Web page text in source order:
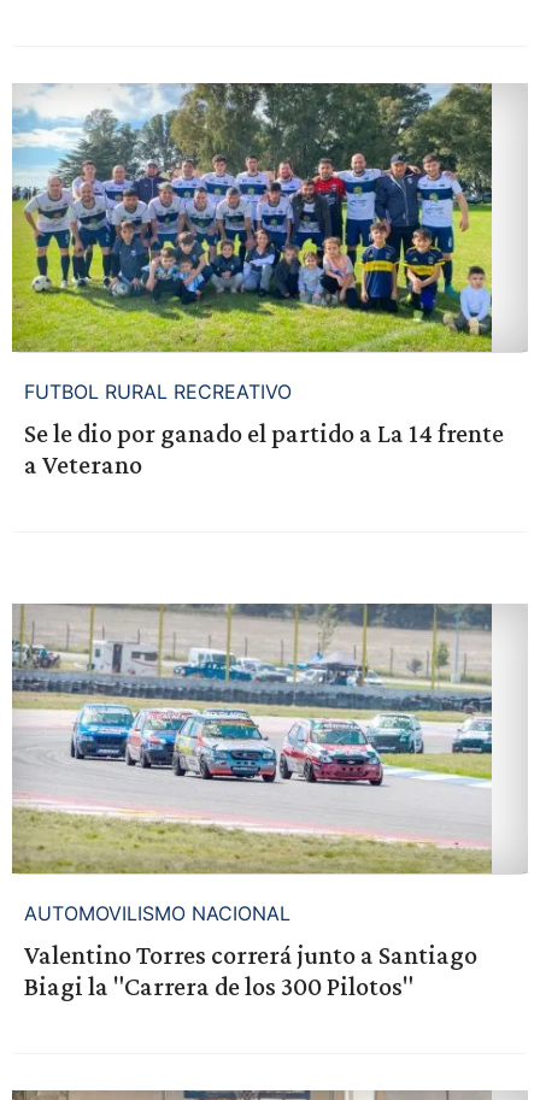
FUTBOL RURAL RECREATIVO
Se le dio por ganado el partido a La 14 frente
a Veterano
AUTOMOVILISMO NACIONAL
Valentino Torres correrá junto a Santiago
Biagi la "Carrera de los 300 Pilotos"